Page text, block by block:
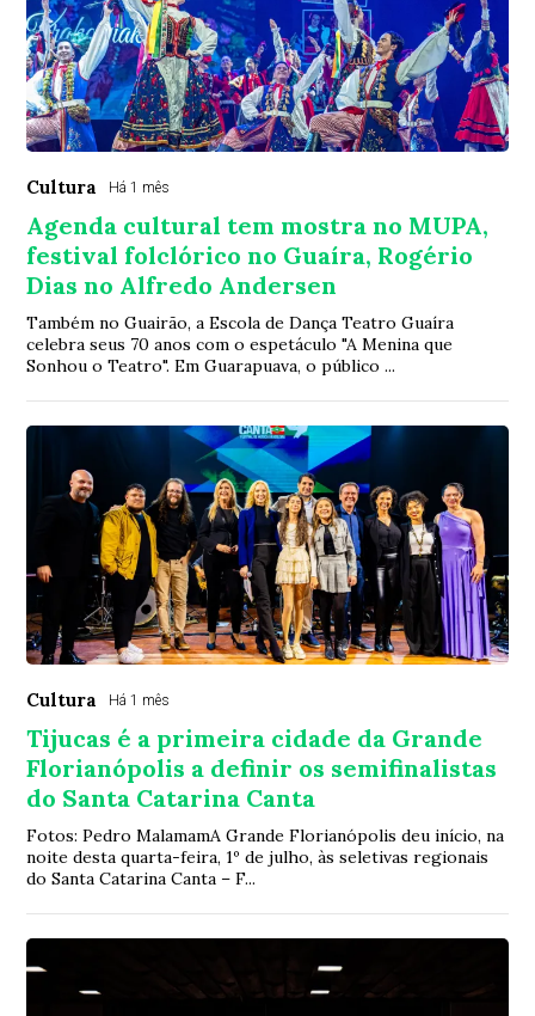
Cultura Há 1 mês
Agenda cultural tem mostra no MUPA,
festival folclórico no Guaíra, Rogério
Dias no Alfredo Andersen
Também no Guairão, a Escola de Dança Teatro Guaíra
celebra seus 70 anos com o espetáculo "A Menina que
Sonhou o Teatro". Em Guarapuava, o público ...
Cultura Há 1 mês
Tijucas é a primeira cidade da Grande
Florianópolis a definir os semifinalistas
do Santa Catarina Canta
Fotos: Pedro MalamamA Grande Florianópolis deu início, na
noite desta quarta-feira, 1º de julho, às seletivas regionais
do Santa Catarina Canta – F...